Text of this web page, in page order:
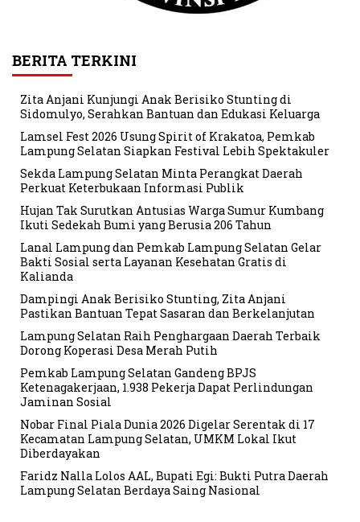
BERITA TERKINI
Zita Anjani Kunjungi Anak Berisiko Stunting di
Sidomulyo, Serahkan Bantuan dan Edukasi Keluarga
Lamsel Fest 2026 Usung Spirit of Krakatoa, Pemkab
Lampung Selatan Siapkan Festival Lebih Spektakuler
Sekda Lampung Selatan Minta Perangkat Daerah
Perkuat Keterbukaan Informasi Publik
Hujan Tak Surutkan Antusias Warga Sumur Kumbang
Ikuti Sedekah Bumi yang Berusia 206 Tahun
Lanal Lampung dan Pemkab Lampung Selatan Gelar
Bakti Sosial serta Layanan Kesehatan Gratis di
Kalianda
Dampingi Anak Berisiko Stunting, Zita Anjani
Pastikan Bantuan Tepat Sasaran dan Berkelanjutan
Lampung Selatan Raih Penghargaan Daerah Terbaik
Dorong Koperasi Desa Merah Putih
Pemkab Lampung Selatan Gandeng BPJS
Ketenagakerjaan, 1.938 Pekerja Dapat Perlindungan
Jaminan Sosial
Nobar Final Piala Dunia 2026 Digelar Serentak di 17
Kecamatan Lampung Selatan, UMKM Lokal Ikut
Diberdayakan
Faridz Nalla Lolos AAL, Bupati Egi: Bukti Putra Daerah
Lampung Selatan Berdaya Saing Nasional